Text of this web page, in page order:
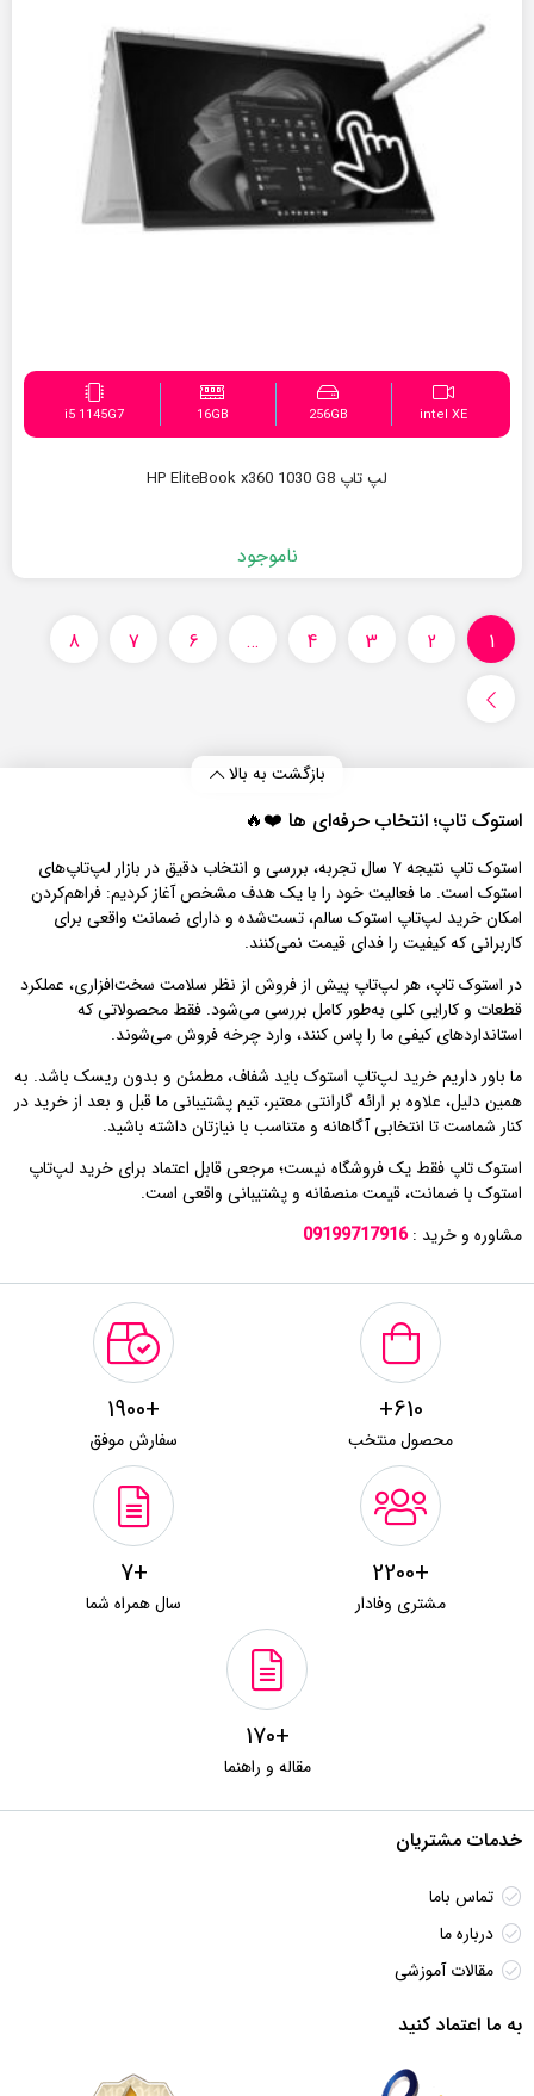
intel XE
256GB
16GB
i5 1145G7
لپ تاپ HP EliteBook x360 1030 G8
ناموجود
1
2
3
4
…
6
7
8
بازگشت به بالا
استوک تاپ؛ انتخاب حرفه‌ای‌ ها ❤️🔥
استوک تاپ نتیجه ۷ سال تجربه، بررسی و انتخاب دقیق در بازار لپ‌تاپ‌های
استوک است. ما فعالیت خود را با یک هدف مشخص آغاز کردیم: فراهم‌کردن
امکان خرید لپ‌تاپ استوک سالم، تست‌شده و دارای ضمانت واقعی برای
کاربرانی که کیفیت را فدای قیمت نمی‌کنند.
در استوک تاپ، هر لپ‌تاپ پیش از فروش از نظر سلامت سخت‌افزاری، عملکرد
قطعات و کارایی کلی به‌طور کامل بررسی می‌شود. فقط محصولاتی که
استانداردهای کیفی ما را پاس کنند، وارد چرخه فروش می‌شوند.
ما باور داریم خرید لپ‌تاپ استوک باید شفاف، مطمئن و بدون ریسک باشد. به
همین دلیل، علاوه بر ارائه گارانتی معتبر، تیم پشتیبانی ما قبل و بعد از خرید در
کنار شماست تا انتخابی آگاهانه و متناسب با نیازتان داشته باشید.
استوک تاپ فقط یک فروشگاه نیست؛ مرجعی قابل اعتماد برای خرید لپ‌تاپ
استوک با ضمانت، قیمت منصفانه و پشتیبانی واقعی است.
مشاوره و خرید :09199717916
610+
محصول منتخب
+1900
سفارش موفق
+2200
مشتری وفادار
+7
سال همراه شما
+170
مقاله و راهنما
خدمات مشتریان
تماس باما
درباره ما
مقالات آموزشی
به ما اعتماد کنید